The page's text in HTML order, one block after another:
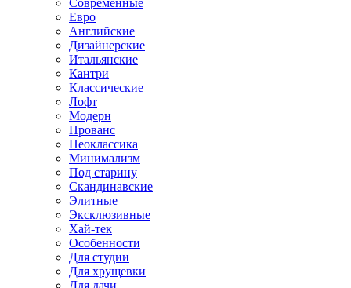
Современные
Евро
Английские
Дизайнерские
Итальянские
Кантри
Классические
Лофт
Модерн
Прованс
Неоклассика
Минимализм
Под старину
Скандинавские
Элитные
Эксклюзивные
Хай-тек
Особенности
Для студии
Для хрущевки
Для дачи